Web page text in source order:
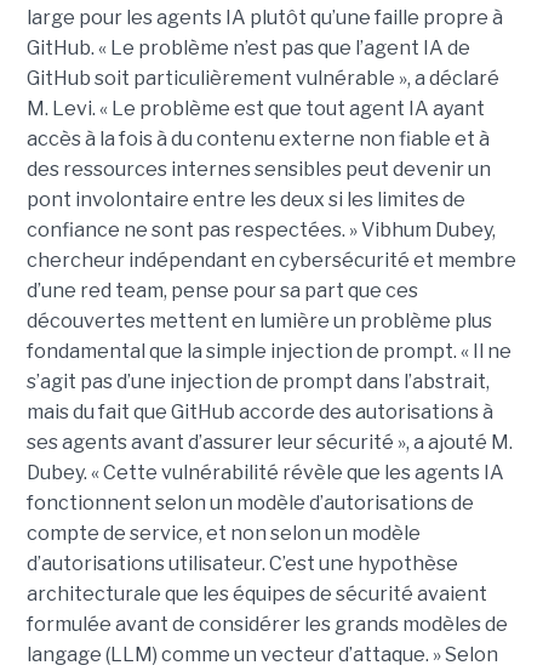
large pour les agents IA plutôt qu’une faille propre à
GitHub. « Le problème n’est pas que l’agent IA de
GitHub soit particulièrement vulnérable », a déclaré
M. Levi. « Le problème est que tout agent IA ayant
accès à la fois à du contenu externe non fiable et à
des ressources internes sensibles peut devenir un
pont involontaire entre les deux si les limites de
confiance ne sont pas respectées. » Vibhum Dubey,
chercheur indépendant en cybersécurité et membre
d’une red team, pense pour sa part que ces
découvertes mettent en lumière un problème plus
fondamental que la simple injection de prompt. « Il ne
s’agit pas d’une injection de prompt dans l’abstrait,
mais du fait que GitHub accorde des autorisations à
ses agents avant d’assurer leur sécurité », a ajouté M.
Dubey. « Cette vulnérabilité révèle que les agents IA
fonctionnent selon un modèle d’autorisations de
compte de service, et non selon un modèle
d’autorisations utilisateur. C’est une hypothèse
architecturale que les équipes de sécurité avaient
formulée avant de considérer les grands modèles de
langage (LLM) comme un vecteur d’attaque. » Selon